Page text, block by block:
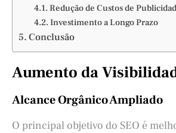
Redução de Custos de
Investimento a Longo Prazo
Conclusão
Aumento da
Alcance Orgânico Ampliado
O principal objetivo do SEO é